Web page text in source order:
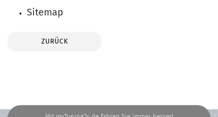
Sitemap
ZURÜCK